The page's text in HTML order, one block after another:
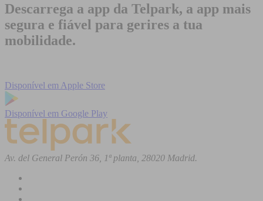
Descarrega a app da Telpark, a app mais
segura e fiável para gerires a tua
mobilidade.
Disponível em Apple Store
Disponível em Google Play
Av. del General Perón 36, 1ª planta, 28020 Madrid.